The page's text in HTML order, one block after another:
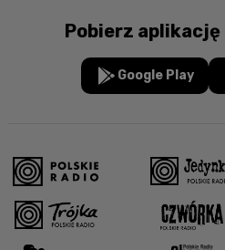
Pobierz aplikację
Google Play